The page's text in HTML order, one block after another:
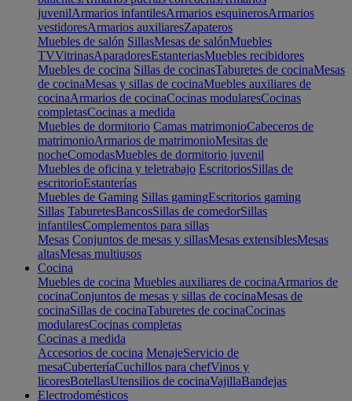
juvenilArmarios infantilesArmarios esquinerosArmarios
vestidoresArmarios auxiliaresZapateros
Muebles de salón SillasMesas de salónMuebles
TVVitrinasAparadoresEstanteriasMuebles recibidores
Muebles de cocina Sillas de cocinasTaburetes de cocinaMesas
de cocinaMesas y sillas de cocinaMuebles auxiliares de
cocinaArmarios de cocinaCocinas modularesCocinas
completasCocinas a medida
Muebles de dormitorio Camas matrimonioCabeceros de
matrimonioArmarios de matrimonioMesitas de
nocheComodasMuebles de dormitorio juvenil
Muebles de oficina y teletrabajo EscritoriosSillas de
escritorioEstanterías
Muebles de Gaming Sillas gamingEscritorios gaming
Sillas TaburetesBancosSillas de comedorSillas
infantilesComplementos para sillas
Mesas Conjuntos de mesas y sillasMesas extensiblesMesas
altasMesas multiusos
Cocina
Muebles de cocina Muebles auxiliares de cocinaArmarios de
cocinaConjuntos de mesas y sillas de cocinaMesas de
cocinaSillas de cocinaTaburetes de cocinaCocinas
modularesCocinas completas
Cocinas a medida
Accesorios de cocina MenajeServicio de
mesaCuberteríaCuchillos para chefVinos y
licoresBotellasUtensilios de cocinaVajillaBandejas
Electrodomésticos